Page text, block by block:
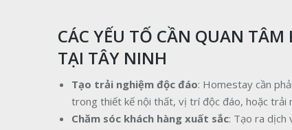
CÁC YẾU TỐ CẦN QUAN
TẠI TÂY NINH
Tạo trải nghiệm độc đáo: Homestay cần
trong thiết kế nội thất, vị trí độc đáo, hoặc trải
Chăm sóc khách hàng xuất sắc: Tạo ra dịch